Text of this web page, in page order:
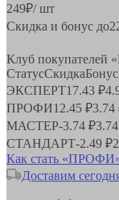
249₽/ шт
Скидка и бонус до
Клуб покупателей
СтатусСкидкаБонус
ЭКСПЕРТ17.43 ₽
ПРОФИ12.45 ₽3.74
МАСТЕР-3.74 ₽
СТАНДАРТ-2.49 ₽
Как стать «ПРОФИ»
Доставим